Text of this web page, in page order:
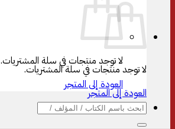
لا توجد منتجات في سلة المشتريات.
العودة إلى المتجر
لا توجد منتجات في سلة المشتريات.
العودة إلى المتجر
البحث
عن: